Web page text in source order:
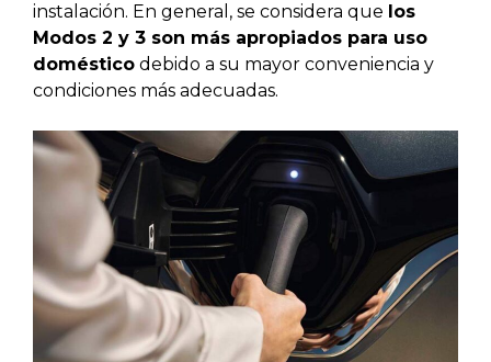
instalación. En general, se considera que los
Modos 2 y 3 son más apropiados para uso
doméstico debido a su mayor conveniencia y
condiciones más adecuadas.